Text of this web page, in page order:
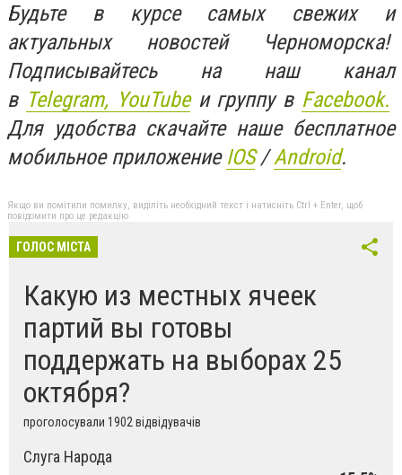
Будьте в курсе самых свежих и
актуальных новостей Черноморска!
Подписывайтесь на наш канал
в Telegram, YouTubeи группу в Facebook.
Для удобства скачайте наше бесплатное
мобильное приложение IOS/Android.
Якщо ви помітили помилку, виділіть необхідний текст і натисніть Ctrl + Enter, щоб
повідомити про це редакцію
ГОЛОС МІСТА
Какую из местных ячеек
партий вы готовы
поддержать на выборах 25
октября?
проголосували 1902 відвідувачів
Слуга Народа